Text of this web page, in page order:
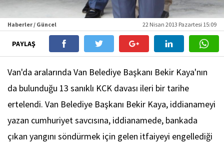
Haberler / Güncel 22 Nisan 2013 Pazartesi 15:09
PAYLAŞ
Van'da aralarında Van Belediye Başkanı Bekir Kaya'nın
da bulunduğu 13 sanıklı KCK davası ileri bir tarihe
ertelendi. Van Belediye Başkanı Bekir Kaya, iddianameyi
yazan cumhuriyet savcısına, iddianamede, bankada
çıkan yangını söndürmek için gelen itfaiyeyi engellediği